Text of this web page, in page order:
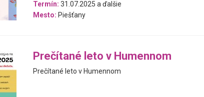
Termín: 31.07.2025 a ďalšie
Mesto: Piešťany
Prečítané leto v Humennom
Prečítané leto v Humennom